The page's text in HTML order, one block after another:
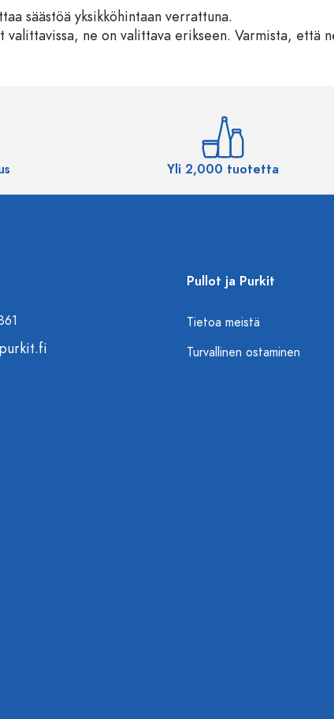
säästöä yksikköhintaan verrattuna.
valittavissa, ne on valittava erikseen. Varmista, että
Yli 2,000 tuotetta
Pullot ja Purkit
Tietoa meistä
Turvallinen ostaminen